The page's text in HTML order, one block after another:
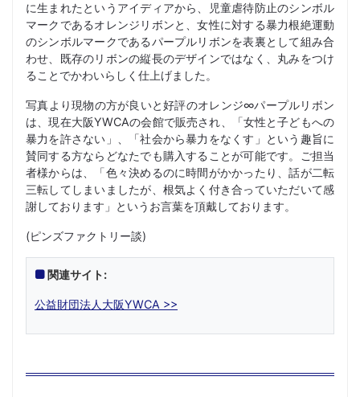
に生まれたというアイディアから、児童虐待防止のシンボル
マークであるオレンジリボンと、女性に対する暴力根絶運動
のシンボルマークであるパープルリボンを表裏として組み合
わせ、既存のリボンの縦長のデザインではなく、丸みをつけ
ることでかわいらしく仕上げました。
写真より現物の方が良いと好評のオレンジ∞パープルリボン
は、現在大阪YWCAの会館で販売され、「女性と子どもへの
暴力を許さない」、「社会から暴力をなくす」という趣旨に
賛同する方ならどなたでも購入することが可能です。ご担当
者様からは、「色々決めるのに時間がかかったり、話が二転
三転してしまいましたが、根気よく付き合っていただいて感
謝しております」というお言葉を頂戴しております。
(ピンズファクトリー談)
関連サイト:
公益財団法人大阪YWCA >>